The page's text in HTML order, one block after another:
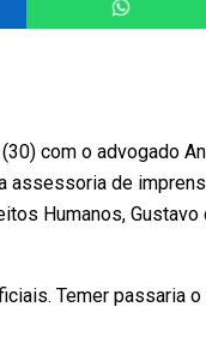
com o advogado
assessoria de
Humanos,
Temer passaria